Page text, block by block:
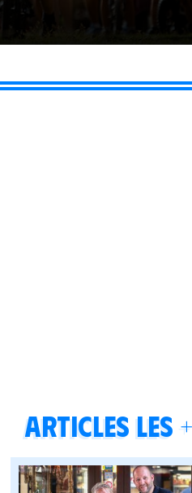
Articles les